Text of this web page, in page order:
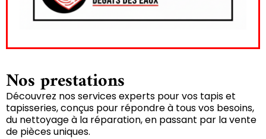
Nos prestations
Découvrez nos services experts pour vos tapis et
tapisseries, conçus pour répondre à tous vos besoins,
du nettoyage à la réparation, en passant par la vente
de pièces uniques.